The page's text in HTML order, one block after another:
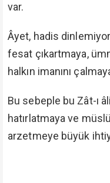
var.
Âyet, hadis
fesat çıkartmaya,
halkın imanını
Bu sebeple bu Zât-ı
hatırlatmaya ve
arzetmeye büyük